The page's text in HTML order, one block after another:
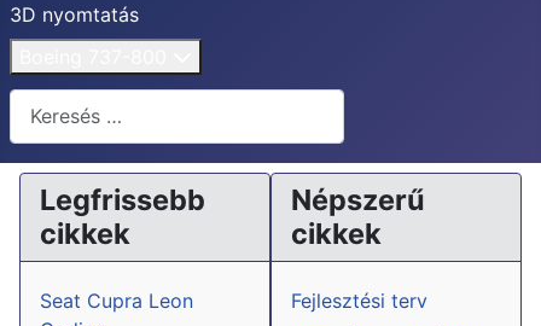
3D nyomtatás
Keresés...
Legfrissebb
cikkek
Seat Cupra Leon
Népszerű
cikkek
Fejlesztési terv